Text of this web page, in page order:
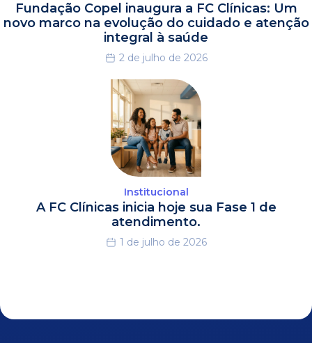
Fundação Copel inaugura a FC Clínicas: Um
novo marco na evolução do cuidado e atenção
integral à saúde
2 de julho de 2026
Institucional
A FC Clínicas inicia hoje sua Fase 1 de
atendimento.
1 de julho de 2026